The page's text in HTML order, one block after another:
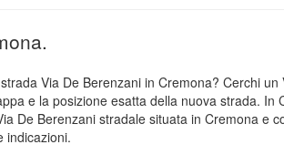
Via De Berenzani in Cremona? Cerchi
e la posizione esatta della nuova strada.
De Berenzani stradale situata in Cremona e
indicazioni.